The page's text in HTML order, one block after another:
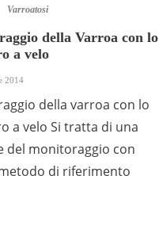
Varroatosi
della Varroa con lo
a velo
2014
della varroa con lo
a velo Si tratta di una
del monitoraggio con
di riferimento